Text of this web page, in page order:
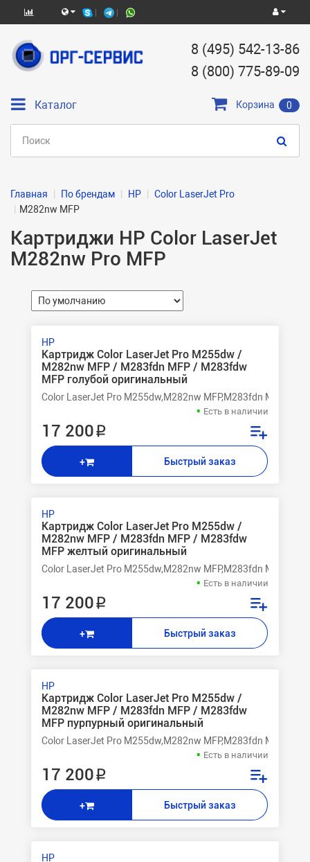
8 (495) 542-13-86
8 (800) 775-89-09
Каталог Корзина 0
Главная По брендам HP
Color LaserJet Pro
M282nw MFP
Картриджи HP Color LaserJet
M282nw Pro MFP
HP
Картридж Color LaserJet Pro M255dw /
M282nw MFP / M283fdn MFP / M283fdw
MFP голубой оригинальный
Color LaserJet Pro M255dw,M282nw MFP,M283fdn
Есть в наличии
17 200 ₽
+ Быстрый заказ
HP
Картридж Color LaserJet Pro M255dw /
M282nw MFP / M283fdn MFP / M283fdw
MFP желтый оригинальный
Color LaserJet Pro M255dw,M282nw MFP,M283fdn
Есть в наличии
17 200 ₽
+ Быстрый заказ
HP
Картридж Color LaserJet Pro M255dw /
M282nw MFP / M283fdn MFP / M283fdw
MFP пурпурный оригинальный
Color LaserJet Pro M255dw,M282nw MFP,M283fdn
Есть в наличии
17 200 ₽
+ Быстрый заказ
HP